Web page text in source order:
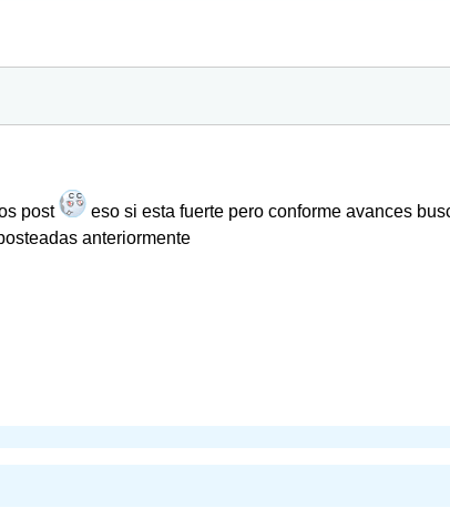
post
eso si esta fuerte pero conforme avances
anteriormente